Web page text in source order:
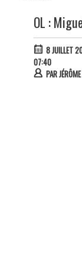
OL :
8 JUILLET
07:40
PAR